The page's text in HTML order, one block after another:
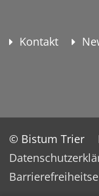
Kontakt
© Bistum Trier